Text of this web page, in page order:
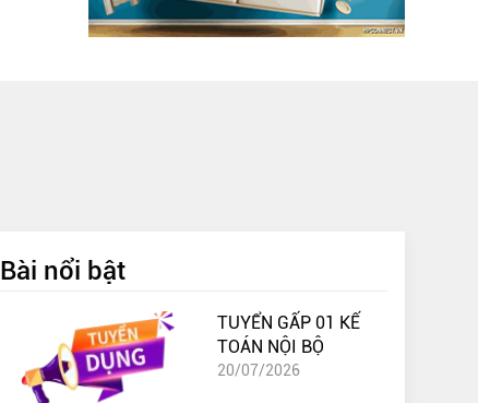
Bài nổi bật
TUYỂN GẤP 01 KẾ
TOÁN NỘI BỘ
20/07/2026